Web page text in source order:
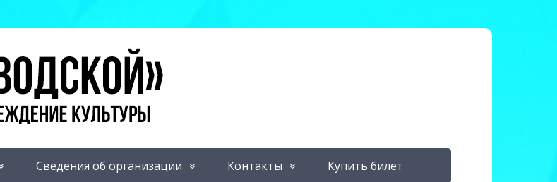
Сведения об организации Контакты Купить билет